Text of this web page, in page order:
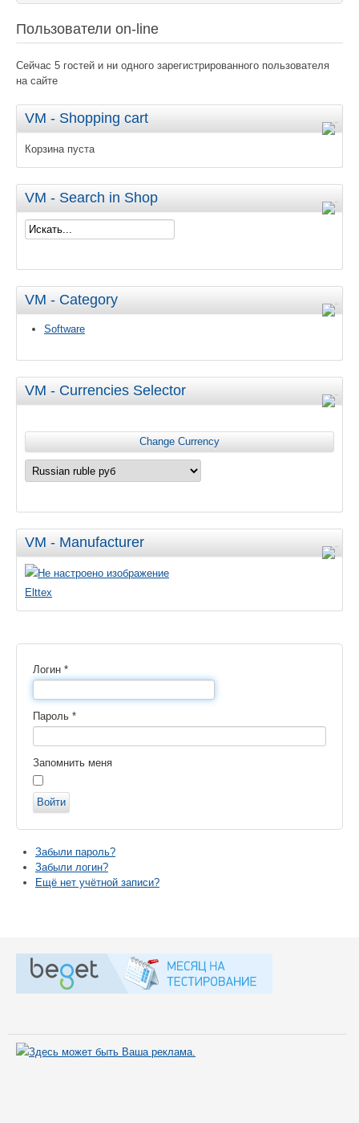
Пользователи on-line
Сейчас 5 гостей и ни одного зарегистрированного пользователя
на сайте
VM - Shopping cart
Корзина пуста
VM - Search in Shop
VM - Category
Software
VM - Currencies Selector
VM - Manufacturer
Elttex
Логин *
Пароль *
Запомнить меня
Войти
Забыли пароль?
Забыли логин?
Ещё нет учётной записи?